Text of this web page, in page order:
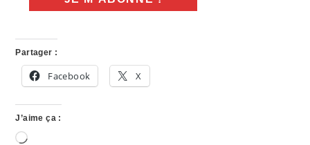
Partager :
Facebook X
J’aime ça :
Chargement…